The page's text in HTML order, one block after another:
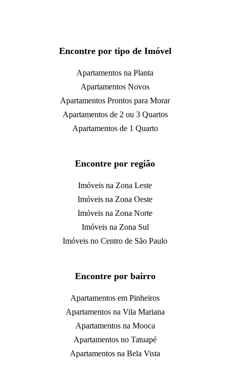
Encontre por tipo de Imóvel
Apartamentos na Planta
Apartamentos Novos
Apartamentos Prontos para Morar
Apartamentos de 2 ou 3 Quartos
Apartamentos de 1 Quarto
Encontre por região
Imóveis na Zona Leste
Imóveis na Zona Oeste
Imóveis na Zona Norte
Imóveis na Zona Sul
Imóveis no Centro de São Paulo
Encontre por bairro
Apartamentos em Pinheiros
Apartamentos na Vila Mariana
Apartamentos na Mooca
Apartamentos no Tatuapé
Apartamentos na Bela Vista